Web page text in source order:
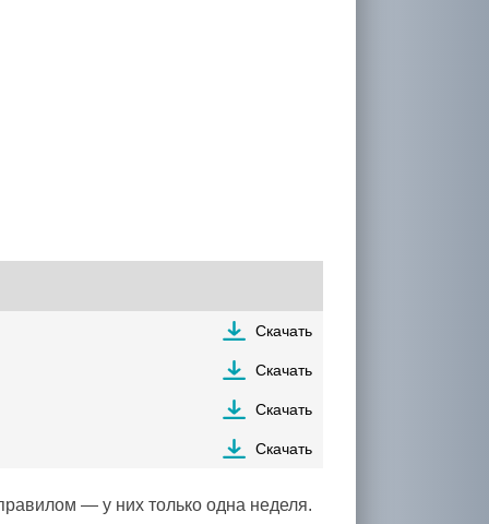
Скачать
Скачать
Скачать
Скачать
— у них только одна неделя.